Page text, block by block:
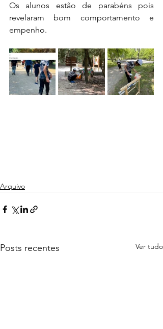
Os alunos estão de parabéns pois
revelaram bom comportamento e
empenho.
Arquivo
Posts recentes Ver tudo